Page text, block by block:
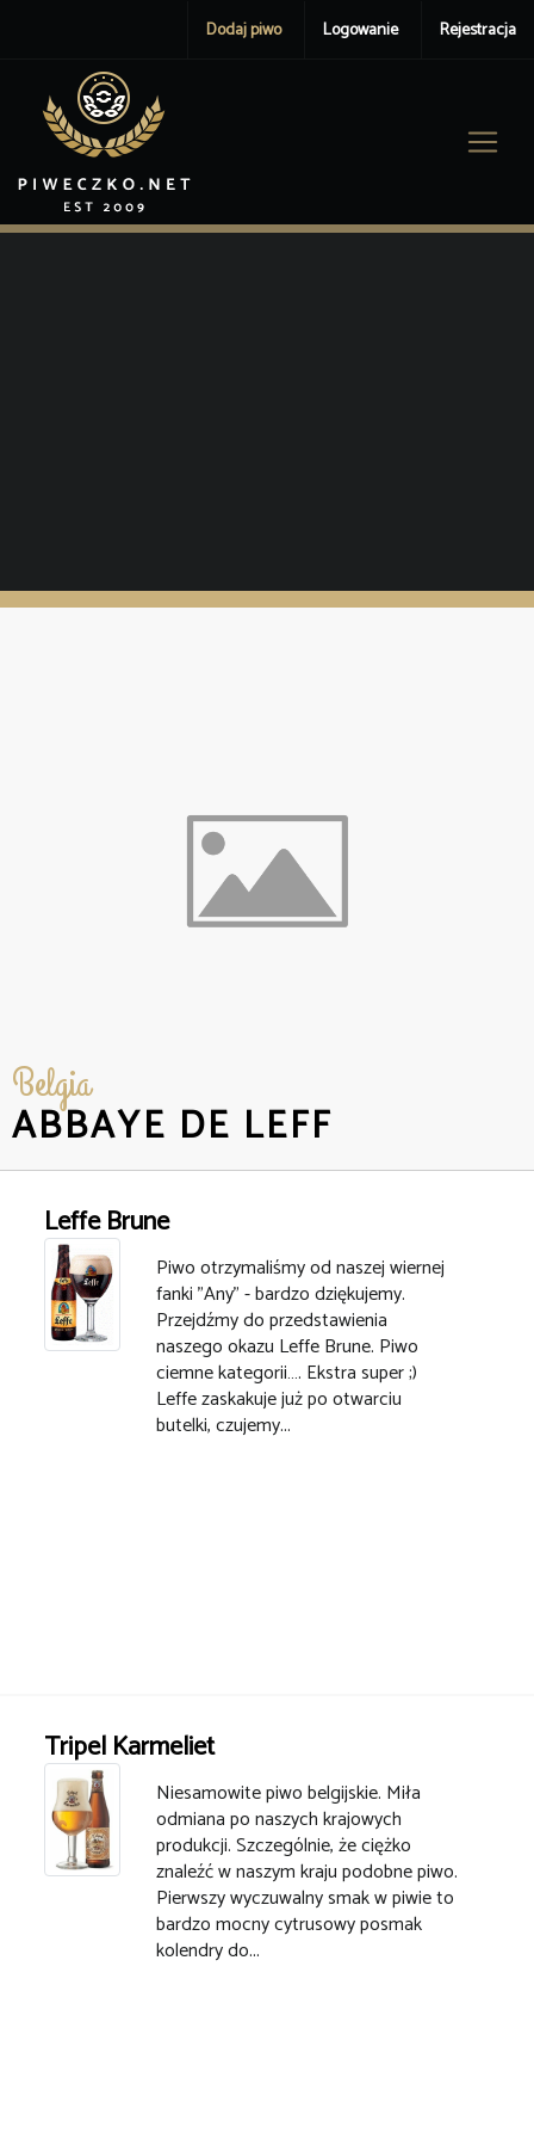
Dodaj piwo Logowanie Rejestracja
Belgia
ABBAYE DE LEFF
Leffe Brune
Piwo otrzymaliśmy od naszej wiernej
fanki "Any" - bardzo dziękujemy.
Przejdźmy do przedstawienia
naszego okazu Leffe Brune. Piwo
ciemne kategorii…. Ekstra super ;)
Leffe zaskakuje już po otwarciu
butelki, czujemy...
Tripel Karmeliet
Niesamowite piwo belgijskie. Miła
odmiana po naszych krajowych
produkcji. Szczególnie, że ciężko
znaleźć w naszym kraju podobne piwo.
Pierwszy wyczuwalny smak w piwie to
bardzo mocny cytrusowy posmak
kolendry do...